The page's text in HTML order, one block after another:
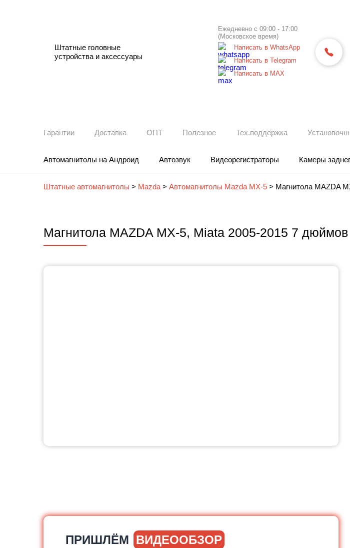
Штатные головные
устройства и аксессуары
Ежедневно с 09:00 - 17:00
(Московское время)
Написать в WhatsApp
Написать в Telegram
Написать в МАХ
Гарантии Доставка ОПТ Полезное Тех.поддержка
Автомагнитолы на Андроид Автозвук Видеорегистраторы Камеры
Штатные автомагнитолы > Mazda > Автомагнитолы Mazda MX-5 > Магнитола MAZDA
Магнитола MAZDA MX-5, Miata 2005-2015 7
ПРИШЛЁМ ВИДЕООБЗОР